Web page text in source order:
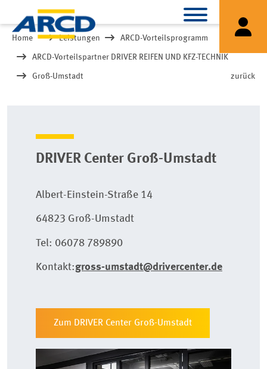
Home Leistungen ARCD-Vorteilsprogramm
ARCD-Vorteilspartner DRIVER REIFEN UND KFZ-TECHNIK
Groß-Umstadt zurück
DRIVER Center Groß-Umstadt
Albert-Einstein-Straße 14
64823 Groß-Umstadt
Tel: 06078 789890
Kontakt:gross-umstadt@drivercenter.de
Zum DRIVER Center Groß-Umstadt